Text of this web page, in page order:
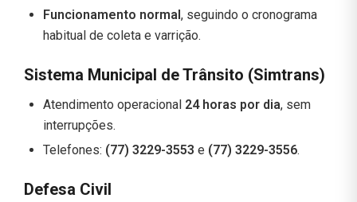
Funcionamento normal, seguindo o cronograma
habitual de coleta e varrição.
Sistema Municipal de Trânsito (Simtrans)
Atendimento operacional 24 horas por dia, sem
interrupções.
Telefones: (77) 3229-3553 e (77) 3229-3556.
Defesa Civil